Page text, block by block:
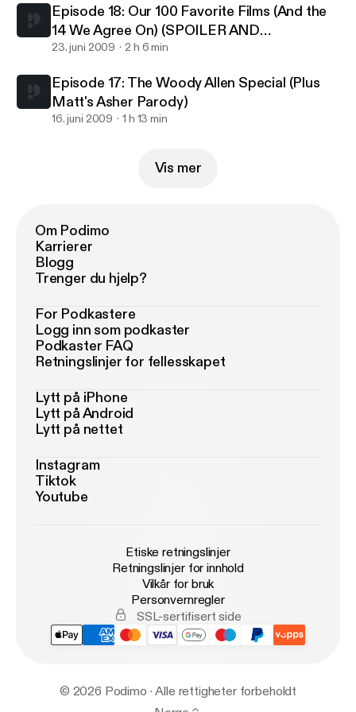
Episode 18: Our 100 Favorite Films (And the
14 We Agree On) (SPOILER AND
PROFANITY WARNING!!!)
23. juni 2009 2 h 6 min
Episode 17: The Woody Allen Special (Plus
Matt's Asher Parody)
16. juni 2009 1 h 13 min
Vis mer
Om Podimo
Karrierer
Blogg
Trenger du hjelp?
For Podkastere
Logg inn som podkaster
Podkaster FAQ
Retningslinjer for fellesskapet
Lytt på iPhone
Lytt på Android
Lytt på nettet
Instagram
Tiktok
Youtube
Etiske retningslinjer
Retningslinjer for innhold
Vilkår for bruk
Personvernregler
SSL-sertifisert side
© 2026 Podimo · Alle rettigheter forbeholdt